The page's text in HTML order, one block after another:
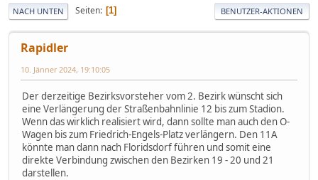
NACH UNTEN Seiten 1 BENUTZER-AKTIONEN
Rapidler
10. Jänner 2024, 19:10:05
Der derzeitige Bezirksvorsteher vom 2. Bezirk wünscht sich
eine Verlängerung der Straßenbahnlinie 12 bis zum Stadion.
Wenn das wirklich realisiert wird, dann sollte man auch den O-
Wagen bis zum Friedrich-Engels-Platz verlängern. Den 11A
könnte man dann nach Floridsdorf führen und somit eine
direkte Verbindung zwischen den Bezirken 19 - 20 und 21
darstellen.